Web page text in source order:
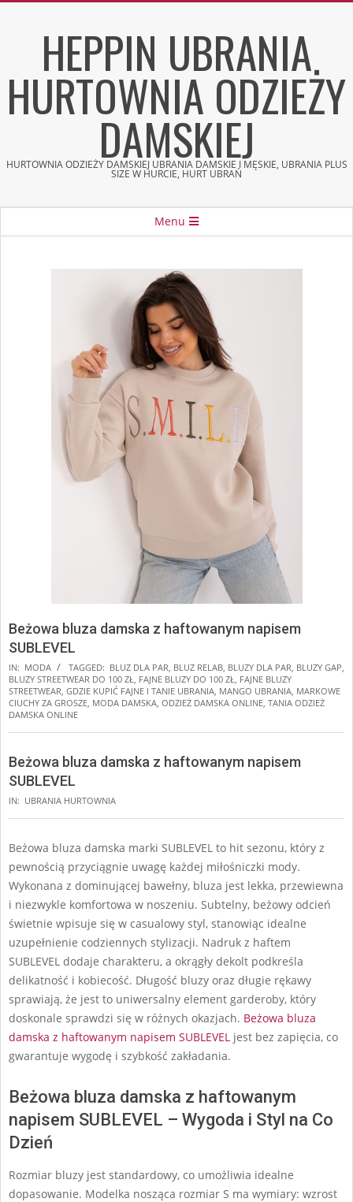
HEPPIN UBRANIA
HURTOWNIA ODZIEŻY
DAMSKIEJ
HURTOWNIA ODZIEŻY DAMSKIEJ UBRANIA DAMSKIE I MĘSKIE, UBRANIA PLUS
SIZE W HURCIE, HURT UBRAŃ
Menu
Beżowa bluza damska z haftowanym napisem
SUBLEVEL
IN: MODA TAGGED: BLUZ DLA PAR BLUZ RELAB BLUZY DLA PAR BLUZY GAP
BLUZY STREETWEAR DO 100 ZŁ FAJNE BLUZY DO 100 ZŁ FAJNE BLUZY
STREETWEAR GDZIE KUPIĆ FAJNE I TANIE UBRANIA MANGO UBRANIA MARKOWE
CIUCHY ZA GROSZE MODA DAMSKA ODZIEŻ DAMSKA ONLINE TANIA ODZIEŻ
DAMSKA ONLINE
Beżowa bluza damska z haftowanym napisem
SUBLEVEL
IN: UBRANIA HURTOWNIA
Beżowa bluza damska marki SUBLEVEL to hit sezonu, który z
pewnością przyciągnie uwagę każdej miłośniczki mody.
Wykonana z dominującej bawełny, bluza jest lekka, przewiewna
i niezwykle komfortowa w noszeniu. Subtelny, beżowy odcień
świetnie wpisuje się w casualowy styl, stanowiąc idealne
uzupełnienie codziennych stylizacji. Nadruk z haftem
SUBLEVEL dodaje charakteru, a okrągły dekolt podkreśla
delikatność i kobiecość. Długość bluzy oraz długie rękawy
sprawiają, że jest to uniwersalny element garderoby, który
doskonale sprawdzi się w różnych okazjach. Beżowa bluza
damska z haftowanym napisem SUBLEVEL jest bez zapięcia, co
gwarantuje wygodę i szybkość zakładania.
Beżowa bluza damska z haftowanym
napisem SUBLEVEL – Wygoda i Styl na Co
Dzień
Rozmiar bluzy jest standardowy, co umożliwia idealne
dopasowanie. Modelka nosząca rozmiar S ma wymiary: wzrost